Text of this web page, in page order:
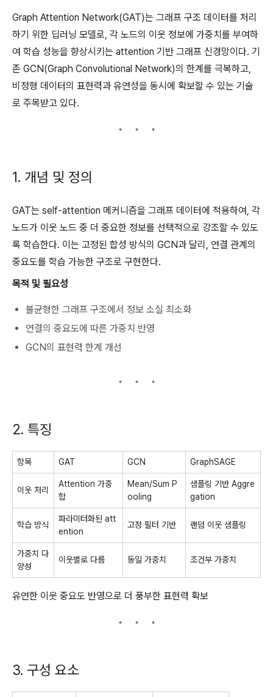
Graph Attention Network(GAT)는 그래프 구조 데이터를 처리
하기 위한 딥러닝 모델로, 각 노드의 이웃 정보에 가중치를 부여하
여 학습 성능을 향상시키는 attention 기반 그래프 신경망이다. 기
존 GCN(Graph Convolutional Network)의 한계를 극복하고,
비정형 데이터의 표현력과 유연성을 동시에 확보할 수 있는 기술
로 주목받고 있다.
1. 개념 및 정의
GAT는 self-attention 메커니즘을 그래프 데이터에 적용하여, 각
노드가 이웃 노드 중 더 중요한 정보를 선택적으로 강조할 수 있도
록 학습한다. 이는 고정된 합성 방식의 GCN과 달리, 연결 관계의
중요도를 학습 가능한 구조로 구현한다.
목적 및 필요성
불균형한 그래프 구조에서 정보 소실 최소화
연결의 중요도에 따른 가중치 반영
GCN의 표현력 한계 개선
2. 특징
항목 GAT GCN GraphSAGE
이웃 처리
Attention 가중
합
Mean/Sum P
ooling
샘플링 기반 Aggre
gation
학습 방식
파라미터화된 att
ention
고정 필터 기반 랜덤 이웃 샘플링
가중치 다
양성
이웃별로 다름 동일 가중치 조건부 가중치
유연한 이웃 중요도 반영으로 더 풍부한 표현력 확보
3. 구성 요소